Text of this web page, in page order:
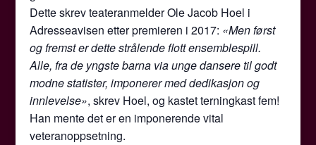
Dette skrev teateranmelder Ole Jacob Hoel i
Adresseavisen etter premieren i 2017: «Men først
og fremst er dette strålende flott ensemblespill.
Alle, fra de yngste barna via unge dansere til godt
modne statister, imponerer med dedikasjon og
innlevelse», skrev Hoel, og kastet terningkast fem!
Han mente det er en imponerende vital
veteranoppsetning.